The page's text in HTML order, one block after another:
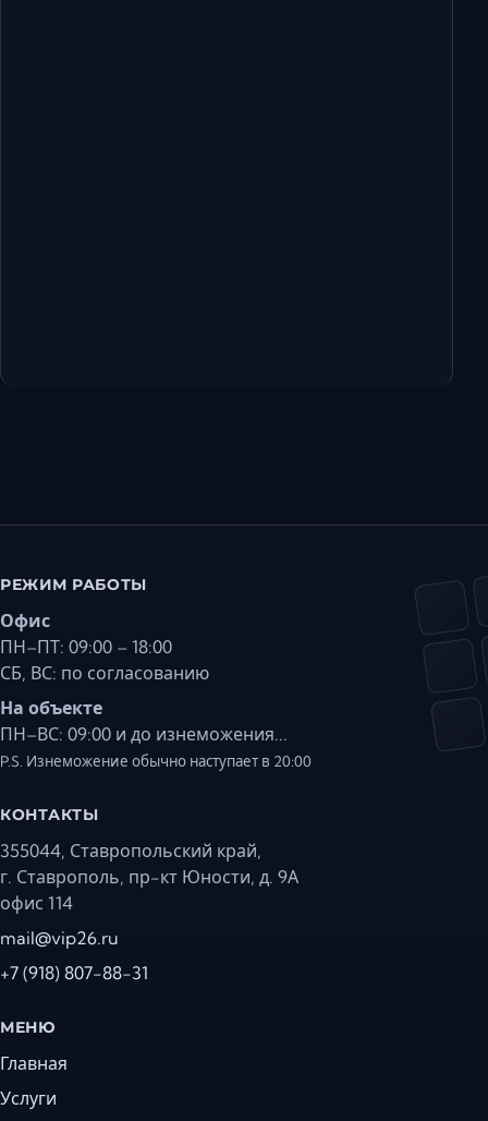
РЕЖИМ РАБОТЫ
Офис
ПН–ПТ: 09:00 – 18:00
СБ, ВС: по согласованию
На объекте
ПН–ВС: 09:00 и до изнеможения...
P.S. Изнеможение обычно наступает в 20:00
КОНТАКТЫ
355044, Ставропольский край,
г. Ставрополь, пр-кт Юности, д. 9А
офис 114
mail@vip26.ru
+7 (918) 807-88-31
МЕНЮ
Главная
Услуги